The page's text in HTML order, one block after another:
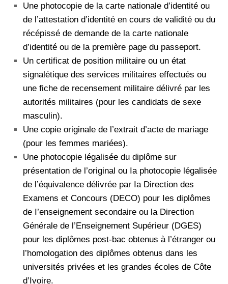
Une photocopie de la carte nationale d’identité ou
de l’attestation d’identité en cours de validité ou du
récépissé de demande de la carte nationale
d’identité ou de la première page du passeport.
Un certificat de position militaire ou un état
signalétique des services militaires effectués ou
une fiche de recensement militaire délivré par les
autorités militaires (pour les candidats de sexe
masculin).
Une copie originale de l’extrait d’acte de mariage
(pour les femmes mariées).
Une photocopie légalisée du diplôme sur
présentation de l’original ou Ia photocopie légalisée
de l’équivalence délivrée par Ia Direction des
Examens et Concours (DECO) pour Ies diplômes
de I’enseignement secondaire ou la Direction
Générale de l’Enseignement Supérieur (DGES)
pour les diplômes post-bac obtenus à l’étranger ou
l’homologation des diplômes obtenus dans les
universités privées et les grandes écoles de Côte
d’Ivoire.